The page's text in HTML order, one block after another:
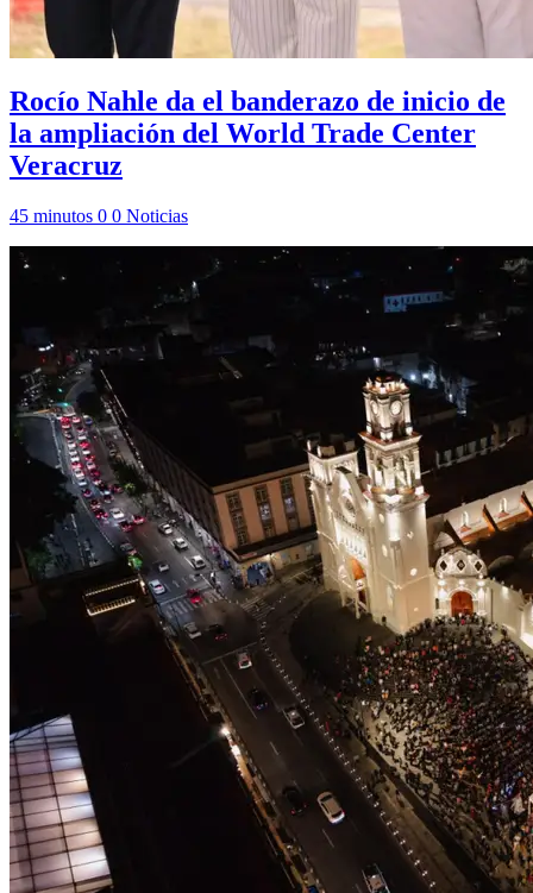
Rocío Nahle da el banderazo de inicio de
la ampliación del World Trade Center
Veracruz
45 minutos 0 0 Noticias